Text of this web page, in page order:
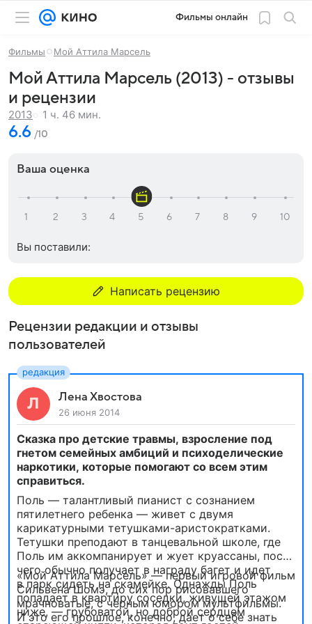
Фильмы онлайн
Фильмы Мой Аттила Марсель
Мой Аттила Марсель (2013) - отзывы
и рецензии
2013 1 ч. 46 мин.
6.6 /10
Ваша оценка
Вы поставили:
Написать рецензию
Рецензии редакции и отзывы
пользователей
Лена Хвостова
26 июня 2014
Сказка про детские травмы, взросление под
гнетом семейных амбиций и психоделические
наркотики, которые помогают со всем этим
справиться.
Поль — талантливый пианист с сознанием
пятилетнего ребенка — живет с двумя
карикатурными тетушками-аристократками.
Тетушки преподают в танцевальной школе, где
Поль им аккомпанирует и жует круассаны, после
чего обычно получает в награду багет и идет
в парк сидеть на скамейке. Однажды Поль
попадает в квартиру соседки, живущей этажом
ниже, — грубоватой, но доброй сердцем
«Мой Аттила Марсель» — первый игровой фильм
Сильвена Шомэ, до сих пор рисовавшего
мрачноватые, с черным юмором мультфильмы.
И это его прошлое, конечно, дает о себе знать